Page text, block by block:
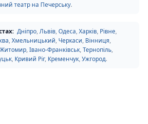
театр на Печерську.
Дніпро,Львів,Одеса,Харків, Рівне,
,Хмельницький, Черкаси, Вінниця,
Житомир,Івано-Франківськ,Тернопіль,
, Кривий Ріг, Кременчук,Ужгород.